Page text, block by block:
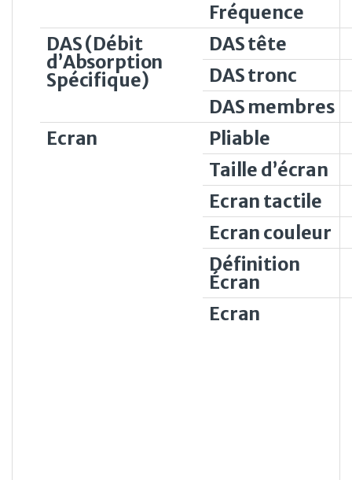
Fréquence
DAS (Débit
d’Absorption
Spécifique)
DAS tête
DAS tronc
DAS membres
Ecran
Pliable
Taille d’écran
Ecran tactile
Ecran couleur
Définition
Écran
Ecran